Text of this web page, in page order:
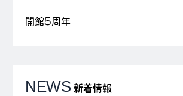
開館5周年
NEWS 新着情報